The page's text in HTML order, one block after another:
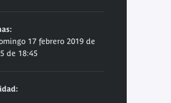
17 febrero 2019 de
de 18:45